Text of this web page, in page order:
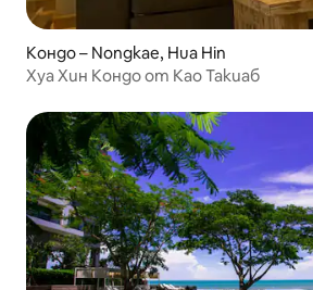
Кондо – Nongkae, Hua Hin
Хуа Хин Кондо от Као Такиаб